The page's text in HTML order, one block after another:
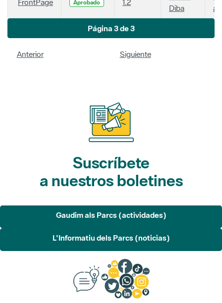
Aprobado
Diba
Página 3 de 3
Anterior Siguiente
Suscríbete
a nuestros boletines
Gaudim als Parcs (actividades)
L'Informatiu dels Parcs (noticias)